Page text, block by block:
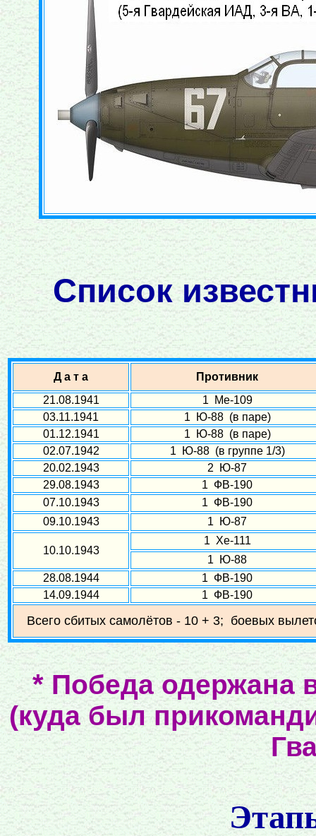
Список
Д а т а
Противник
21.08.1941
1 Ме-109
03.11.1941
1 Ю-88 (в паре)
01.12.1941
1 Ю-88 (в паре)
02.07.1942
1 Ю-88 (в группе 1/3)
20.02.1943
2 Ю-87
29.08.1943
1 ФВ-190
07.10.1943
1 ФВ-190
09.10.1943
1 Ю-87
10.10.1943
1 Хе-111
1 Ю-88
28.08.1944
1 ФВ-190
14.09.1944
1 ФВ-190
Всего сбитых самолётов - 10 + 3; боевых
*Победа одержана
(куда был